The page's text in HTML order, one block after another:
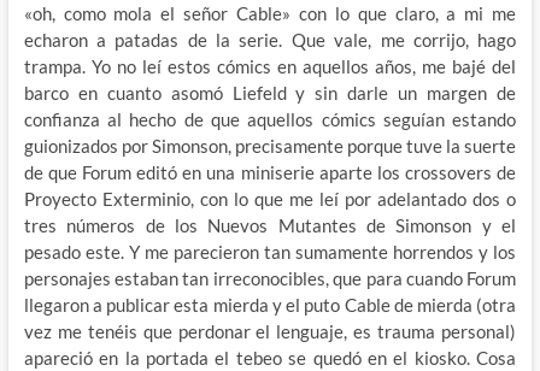
«oh, como mola el señor Cable» con lo que claro, a mi me
echaron a patadas de la serie. Que vale, me corrijo, hago
trampa. Yo no leí estos cómics en aquellos años, me bajé del
barco en cuanto asomó Liefeld y sin darle un margen de
confianza al hecho de que aquellos cómics seguían estando
guionizados por Simonson, precisamente porque tuve la suerte
de que Forum editó en una miniserie aparte los crossovers de
Proyecto Exterminio, con lo que me leí por adelantado dos o
tres números de los Nuevos Mutantes de Simonson y el
pesado este. Y me parecieron tan sumamente horrendos y los
personajes estaban tan irreconocibles, que para cuando Forum
llegaron a publicar esta mierda y el puto Cable de mierda (otra
vez me tenéis que perdonar el lenguaje, es trauma personal)
apareció en la portada el tebeo se quedó en el kiosko. Cosa